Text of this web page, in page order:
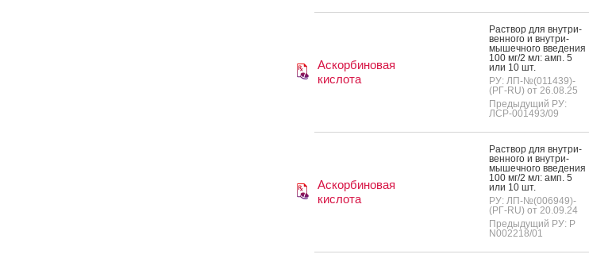
Аскорбиновая
кислота
Рас­твор для внут­ри­
вен­но­го и внут­ри­
мышеч­но­го вве­дения
100 мг/2 мл: амп. 5
или 10 шт.
РУ: ЛП-№(011439)-
(РГ-RU) от 26.08.25
Предыдущий РУ:
ЛСР-001493/09
Аскорбиновая
кислота
Рас­твор для внут­ри­
вен­но­го и внут­ри­
мышеч­но­го вве­дения
100 мг/2 мл: амп. 5
или 10 шт.
РУ: ЛП-№(006949)-
(РГ-RU) от 20.09.24
Предыдущий РУ: Р
N002218/01